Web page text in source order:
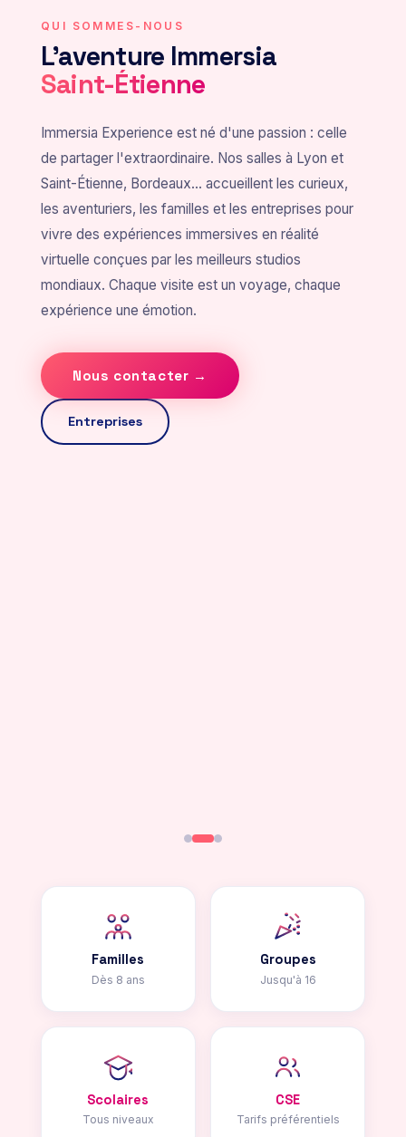
QUI SOMMES-NOUS
L'aventure Immersia
Saint-Étienne
Immersia Experience est né d'une passion : celle
de partager l'extraordinaire. Nos salles à Lyon et
Saint-Étienne, Bordeaux... accueillent les curieux,
les aventuriers, les familles et les entreprises pour
vivre des expériences immersives en réalité
virtuelle conçues par les meilleurs studios
mondiaux. Chaque visite est un voyage, chaque
expérience une émotion.
Nous contacter →
Entreprises
Familles
Dès 8 ans
Groupes
Jusqu'à 16
Scolaires
Tous niveaux
CSE
Tarifs préférentiels